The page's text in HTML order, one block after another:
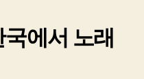
에서 노래